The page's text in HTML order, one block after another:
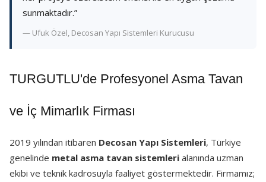
sunmaktadır.”
— Ufuk Özel, Decosan Yapı Sistemleri Kurucusu
TURGUTLU'de Profesyonel Asma Tavan
ve İç Mimarlık Firması
2019 yılından itibaren Decosan Yapı Sistemleri, Türkiye
genelinde metal asma tavan sistemleri alanında uzman
ekibi ve teknik kadrosuyla faaliyet göstermektedir. Firmamız;